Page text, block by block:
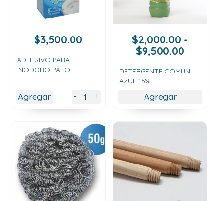
$3,500.00
ADHESIVO PARA
INODORO PATO
Agregar - +
$2,000.00 -
$9,500.00Rango
DETERGENTE COMUN
AZUL 15%
Agregar